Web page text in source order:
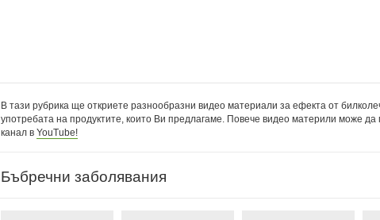
В тази рубрика ще откриете разнообразни видео материали за ефекта от
употребата на продуктите, които Ви предлагаме. Повече видео материли може да
канал в YouTube!
Бъбречни заболявания